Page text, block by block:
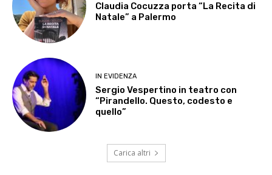
Claudia Cocuzza porta “La Recita di
Natale” a Palermo
IN EVIDENZA
Sergio Vespertino in teatro con
“Pirandello. Questo, codesto e
quello”
Carica altri